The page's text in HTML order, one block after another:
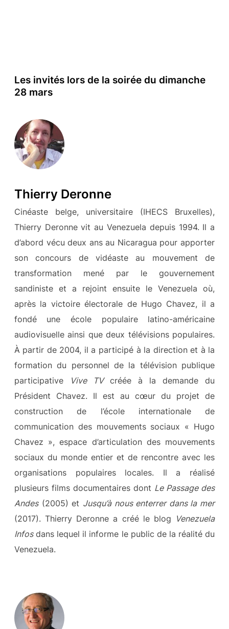
Les invités lors de la soirée du dimanche
28 mars
Thierry Deronne
Cinéaste belge, universitaire (IHECS Bruxelles),
Thierry Deronne vit au Venezuela depuis 1994. Il a
d’abord vécu deux ans au Nicaragua pour apporter
son concours de vidéaste au mouvement de
transformation mené par le gouvernement
sandiniste et a rejoint ensuite le Venezuela où,
après la victoire électorale de Hugo Chavez, il a
fondé une école populaire latino-américaine
audiovisuelle ainsi que deux télévisions populaires.
À partir de 2004, il a participé à la direction et à la
formation du personnel de la télévision publique
participative
Vive TV créée à la demande du
Président Chavez. Il est au cœur du projet de
construction de l’école internationale de
communication des mouvements sociaux « Hugo
Chavez », espace d’articulation des mouvements
sociaux du monde entier et de rencontre avec les
organisations populaires locales. Il a réalisé
plusieurs films documentaires dont Le Passage des
Andes(2005) et Jusqu’à nous enterrer dans la mer
(2017). Thierry Deronne a créé le blog Venezuela
Infosdans lequel il informe le public de la réalité du
Venezuela.